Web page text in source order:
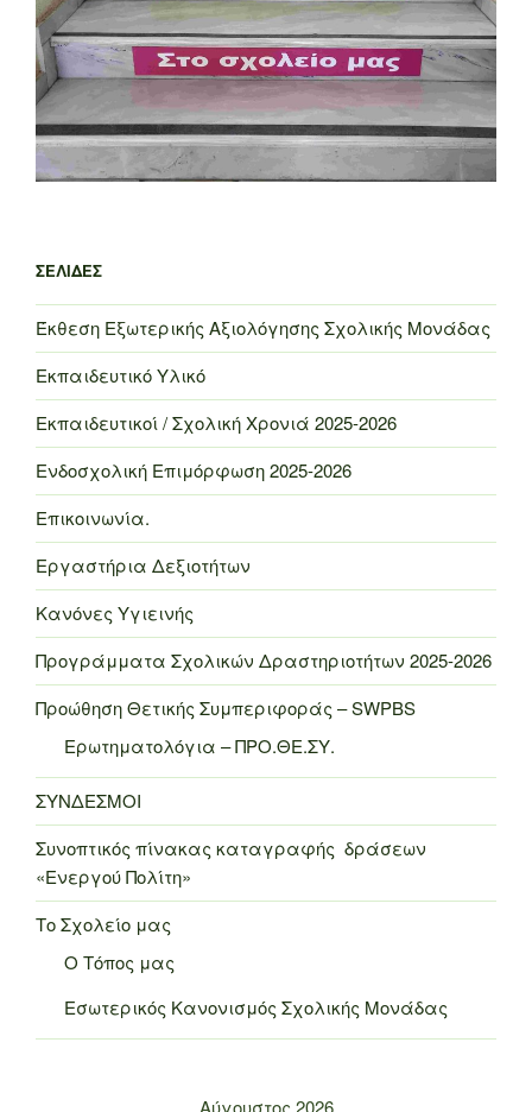
ΣΕΛΊΔΕΣ
Έκθεση Εξωτερικής Αξιολόγησης Σχολικής Μονάδας
Εκπαιδευτικό Υλικό
Εκπαιδευτικοί / Σχολική Χρονιά 2025-2026
Ενδοσχολική Επιμόρφωση 2025-2026
Επικοινωνία.
Εργαστήρια Δεξιοτήτων
Κανόνες Υγιεινής
Προγράμματα Σχολικών Δραστηριοτήτων 2025-2026
Προώθηση Θετικής Συμπεριφοράς – SWPBS
Ερωτηματολόγια – ΠΡΟ.ΘΕ.ΣΥ.
ΣΥΝΔΕΣΜΟΙ
Συνοπτικός πίνακας καταγραφής δράσεων
«Ενεργού Πολίτη»
Το Σχολείο μας
Ο Τόπος μας
Εσωτερικός Κανονισμός Σχολικής Μονάδας
Αύγουστος 2026